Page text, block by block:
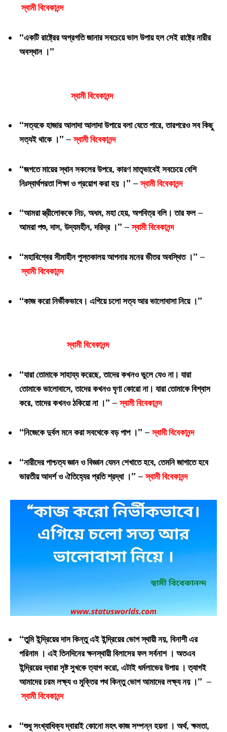
স্বামী বিবেকানন্দ
“একটি রাষ্ট্রের অগ্রগতি জানার সবচেয়ে ভাল উপায় হল সেই রাষ্ট্রে নারীর
অবস্থান ।”
স্বামী বিবেকানন্দ
“সত্যকে হাজার আলাদা আলাদা উপায়ে বলা যেতে পারে, তারপরেও সব কিছু
সত্যই থাকে ।” –স্বামী বিবেকানন্দ
“জগতে মায়ের স্থান সকলের উপরে, কারণ মাতৃভাবেই সবচেয়ে বেশি
নিঃস্বার্থপরতা শিক্ষা ও প্রয়োগ করা হয় ।” –স্বামী বিবেকানন্দ
“আমরা স্ত্রীলোককে নিচ, অধম, মহা হেয়, অপবিত্র বলি। তার ফল –
আমরা পশু, দাস, উদ্যমহীন, দরিদ্র ।” –স্বামী বিবেকানন্দ
“মহাবিশ্বের সীমাহীন পুস্তকালয় আপনার মনের ভীতর অবস্থিত ।” –
স্বামী বিবেকানন্দ
“কাজ করো নির্ভীকভাবে। এগিয়ে চলো সত্য আর ভালোবাসা নিয়ে ।”
স্বামী বিবেকানন্দ
“যারা তোমাকে সাহায্য করেছে, তাদের কখনও ভুলে যেও না। যারা
তোমাকেভালোবাসে, তাদের কখনও ঘৃণা কোরো না। যারা তোমাকে বিশ্বাস
করে, তাদের কখনও ঠকিয়ো না ।” –স্বামী বিবেকানন্দ
“নিজেকে দুর্বল মনে করা সবথেকে বড় পাপ ।” –স্বামী বিবেকানন্দ
“নারীদের পাশ্চত্য জ্ঞান ও বিজ্ঞান যেমন শেখাতে হবে, তেমনি জাগাতে হবে
ভারতীয় আদর্শ ও ঐতিহ্যের প্রতি শ্রদ্ধা ।” –স্বামী বিবেকানন্দ
“তুমি ইন্দ্রিয়ের দাস কিন্তু এই ইন্দ্রিয়ের ভোগ স্থায়ী নয়, বিনাশী এর
পরিনাম । এই তিনদিনের ক্ষনস্থায়ী বিলাসের ফল সর্বনাশ । অতএব
ইন্দ্রিয়ের দ্বারা সৃষ্ট সুখকে ত্যাগ করো, এটাই ধর্মলাভের উপায় । ত্যাগই
আমাদের চরম লক্ষ্য ও মুক্তির পথ কিন্তু ভোগ আমাদের লক্ষ্য নয় ।” –
স্বামী বিবেকানন্দ
“শুধু সংখ্যাধিক্য দ্বারাই কোনো মহৎ কাজ সম্পন্ন হয়না । অর্থ, ক্ষমতা,